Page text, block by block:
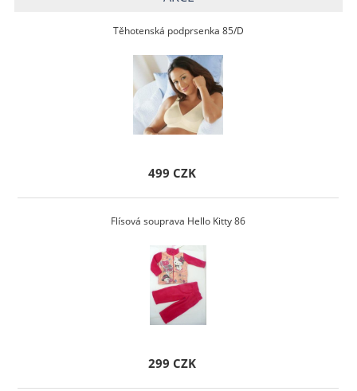
Těhotenská podprsenka 85/D
499 CZK
Flísová souprava Hello Kitty 86
299 CZK